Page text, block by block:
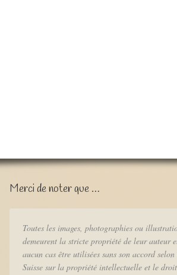
Merci de noter que …
Toutes les images, photographies ou
demeurent la stricte propriété de leur auteur
aucun cas être utilisées sans son accord
Suisse sur la propriété intellectuelle et le